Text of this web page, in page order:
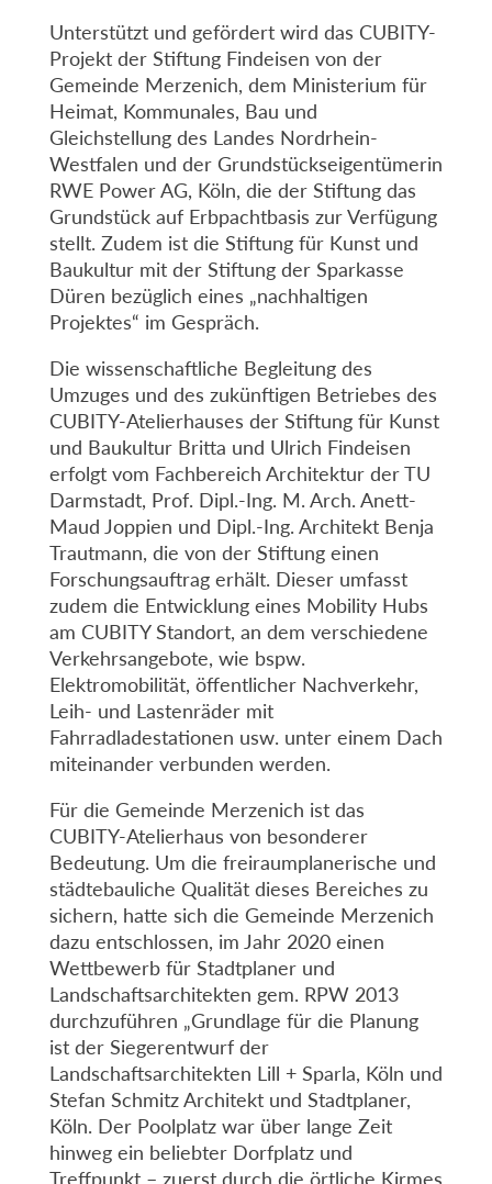
Unterstützt und gefördert wird das CUBITY-
Projekt der Stiftung Findeisen von der
Gemeinde Merzenich, dem Ministerium für
Heimat, Kommunales, Bau und
Gleichstellung des Landes Nordrhein-
Westfalen und der Grundstückseigentümerin
RWE Power AG, Köln, die der Stiftung das
Grundstück auf Erbpachtbasis zur Verfügung
stellt. Zudem ist die Stiftung für Kunst und
Baukultur mit der Stiftung der Sparkasse
Düren bezüglich eines „nachhaltigen
Projektes“ im Gespräch.
Die wissenschaftliche Begleitung des
Umzuges und des zukünftigen Betriebes des
CUBITY-Atelierhauses der Stiftung für Kunst
und Baukultur Britta und Ulrich Findeisen
erfolgt vom Fachbereich Architektur der TU
Darmstadt, Prof. Dipl.-Ing. M. Arch. Anett-
Maud Joppien und Dipl.-Ing. Architekt Benja
Trautmann, die von der Stiftung einen
Forschungsauftrag erhält. Dieser umfasst
zudem die Entwicklung eines Mobility Hubs
am CUBITY Standort, an dem verschiedene
Verkehrsangebote, wie bspw.
Elektromobilität, öffentlicher Nachverkehr,
Leih- und Lastenräder mit
Fahrradladestationen usw. unter einem Dach
miteinander verbunden werden.
Für die Gemeinde Merzenich ist das
CUBITY-Atelierhaus von besonderer
Bedeutung. Um die freiraumplanerische und
städtebauliche Qualität dieses Bereiches zu
sichern, hatte sich die Gemeinde Merzenich
dazu entschlossen, im Jahr 2020 einen
Wettbewerb für Stadtplaner und
Landschaftsarchitekten gem. RPW 2013
durchzuführen „Grundlage für die Planung
ist der Siegerentwurf der
Landschaftsarchitekten Lill + Sparla, Köln und
Stefan Schmitz Architekt und Stadtplaner,
Köln. Der Poolplatz war über lange Zeit
hinweg ein beliebter Dorfplatz und
Treffpunkt – zuerst durch die örtliche Kirmes